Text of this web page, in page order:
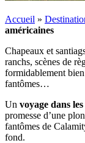
Accueil »
américaines
Chapeaux et
ranchs, scènes de
formidablement
fantômes…
Un voyage dans
promesse d’une
fantômes de
fond.